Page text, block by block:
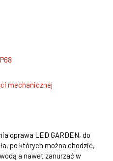
mechanicznej
oprawa LED GARDEN, do
po których można chodzić,
a nawet zanurzać w